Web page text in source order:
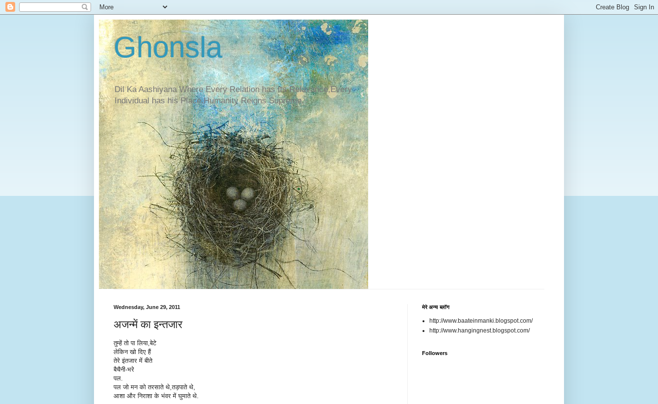
Ghonsla
Dil Ka Aashiyana Where Every Relation has Its Relavance,Every
Individual has his Place.Humanity Reigns Supreme.
Wednesday, June 29, 2011
अजन्में का इन्तजार
तुम्हें तो पा लिया,बेटे
लेकिन खो दिए हैं
तेरे इंतजार में बीते
बैचैनी-भरे
पल.
पल जो मन को तरसाते थे,तड़पाते थे,
आशा और निराशा के भंवर में घुमाते थे.
मेरे अन्य ब्लॉग
http://www.baateinmanki.blogspot.com/
http://www.hangingnest.blogspot.com/
Followers